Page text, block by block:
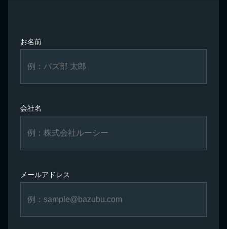
お名前
会社名
メールアドレス